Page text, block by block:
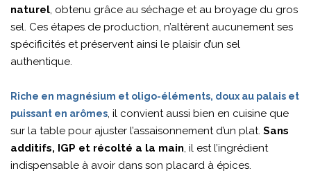
naturel, obtenu grâce au séchage et au broyage du gros
sel. Ces étapes de production, n’altèrent aucunement ses
spécificités et préservent ainsi le plaisir d’un sel
authentique.
Riche en magnésium et oligo-éléments, doux au palais et
puissant en arômes, il convient aussi bien en cuisine que
sur la table pour ajuster l’assaisonnement d’un plat. Sans
additifs, IGP et récolté a la main, il est l’ingrédient
indispensable à avoir dans son placard à épices.